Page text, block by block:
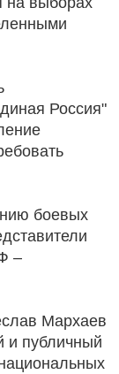
Россия"
боевых
–
Мархаев
и публичный